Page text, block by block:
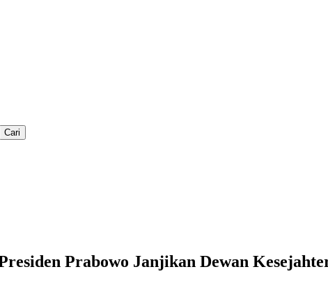
Prabowo Janjikan Dewan